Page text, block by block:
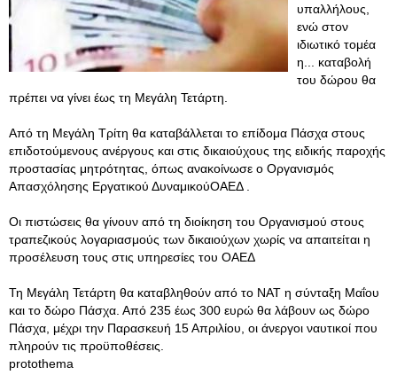
υπαλλήλους,
ενώ στον
ιδιωτικό τομέα
η... καταβολή
του δώρου θα
πρέπει να γίνει έως τη Μεγάλη Τετάρτη.
Από τη Μεγάλη Τρίτη θα καταβάλλεται το επίδομα Πάσχα στους
επιδοτούμενους ανέργους και στις δικαιούχους της ειδικής παροχής
προστασίας μητρότητας, όπως ανακοίνωσε ο Οργανισμός
Απασχόλησης Εργατικού ΔυναμικούΟΑΕΔ .
Οι πιστώσεις θα γίνουν από τη διοίκηση του Οργανισμού στους
τραπεζικούς λογαριασμούς των δικαιούχων χωρίς να απαιτείται η
προσέλευση τους στις υπηρεσίες του ΟΑΕΔ
Τη Μεγάλη Τετάρτη θα καταβληθούν από το ΝΑΤ η σύνταξη Μαΐου
και το δώρο Πάσχα. Από 235 έως 300 ευρώ θα λάβουν ως δώρο
Πάσχα, μέχρι την Παρασκευή 15 Απριλίου, οι άνεργοι ναυτικοί που
πληρούν τις προϋποθέσεις.
protothema